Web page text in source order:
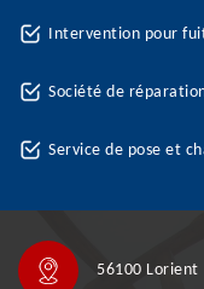
Intervention pour
Société de
Service de pose et
56100 Lorient